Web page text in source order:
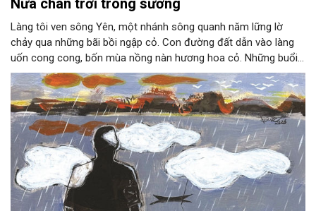
Nửa chân trời trong sương
Làng tôi ven sông Yên, một nhánh sông quanh năm lững lờ
chảy qua những bãi bồi ngập cỏ. Con đường đất dẫn vào làng
uốn cong cong, bốn mùa nồng nàn hương hoa cỏ. Những buổi
hoàng hôn, khi nắng đã dịu xuống phía cuối sông, đám hoa tím
lại thẫm màu như có ai vừa rắc lên một lớp khói.